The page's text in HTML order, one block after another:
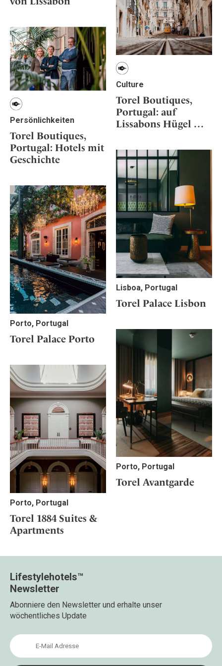
Niederlande
Österreich
Portugal
Schweden
Spanien
Schweiz
USA
Our Story
Impressum
Adventkalender
Culture
Torel Boutiques,
Portugal: auf
Lissabons Hügel …
Persönlichkeiten
Torel Boutiques,
Portugal: Hotels mit
Geschichte
Lisboa, Portugal
Torel Palace Lisbon
Porto, Portugal
Torel Palace Porto
Porto, Portugal
Torel Avantgarde
Porto, Portugal
Torel 1884 Suites &
Apartments
Lifestylehotels™
Newsletter
Abonniere den Newsletter und erhalte unser
wöchentliches Update